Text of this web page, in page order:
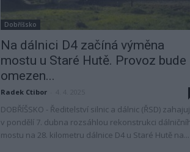
Dobříšsko
Na dálnici D4 začíná výměna
mostu u Staré Hutě. Provoz bude
omezen...
Radek Ctibor
DOBŘÍŠSKO - Ředitelství silnic a dálnic (ŘSD)
v pondělí 7. dubna rozsáhlou rekonstrukci
mostu na 28. kilometru dálnice D4 u Staré Hutě na...